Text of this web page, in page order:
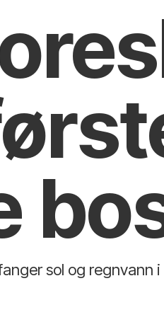
sol og regnvann